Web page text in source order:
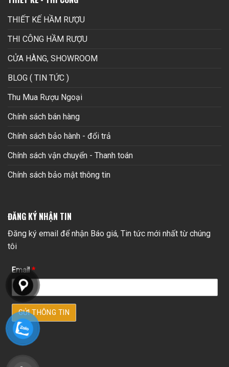
THIẾT KẾ HẦM RƯỢU
THI CÔNG HẦM RƯỢU
CỬA HÀNG, SHOWROOM
BLOG ( TIN TỨC )
Thu Mua Rượu Ngoại
Chính sách bán hàng
Chính sách bảo hành - đổi trả
Chính sách vận chuyển - Thanh toán
Chính sách bảo mật thông tin
ĐĂNG KÝ NHẬN TIN
Đăng ký email để nhận Báo giá, Tin tức mới nhất từ chúng
tôi
Email*